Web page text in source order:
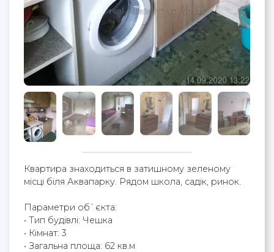
Квартира знаходиться в затишному зеленому
місці біля Аквапарку. Рядом школа, садік, ринок.
Параметри об`єкта:
• Тип будівлі: Чешка
• Кімнат: 3
• Загальна площа: 62 кв.м